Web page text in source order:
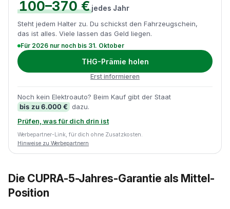
100–370 € jedes Jahr
Steht jedem Halter zu. Du schickst den Fahrzeugschein,
das ist alles. Viele lassen das Geld liegen.
Für 2026 nur noch bis 31. Oktober
THG-Prämie holen
Erst informieren
Noch kein Elektroauto? Beim Kauf gibt der Staat
bis zu 6.000 € dazu.
Prüfen, was für dich drin ist
Werbepartner-Link, für dich ohne Zusatzkosten.
Hinweise zu Werbepartnern
Die CUPRA-5-Jahres-Garantie als Mittel-
Position